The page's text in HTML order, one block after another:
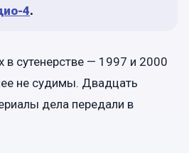
4.
сутенерстве — 1997 и 2000
не судимы. Двадцать
дела передали в